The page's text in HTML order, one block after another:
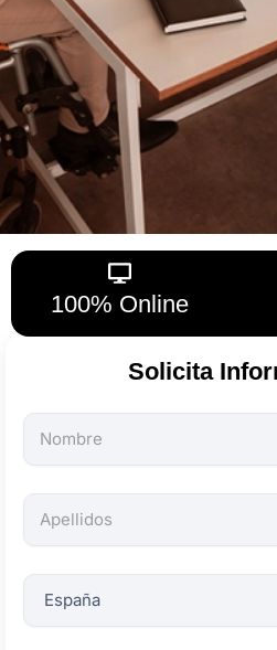
100% Online
Solicita
Todos
los
son
obligatorios.